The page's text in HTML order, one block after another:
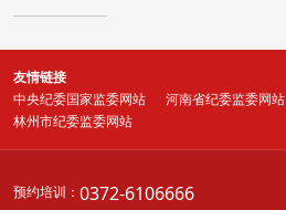
友情链接
中央纪委国家监委网站
河南省纪委监委网站
林州市纪委监委网站
预约培训： 0372-6106666